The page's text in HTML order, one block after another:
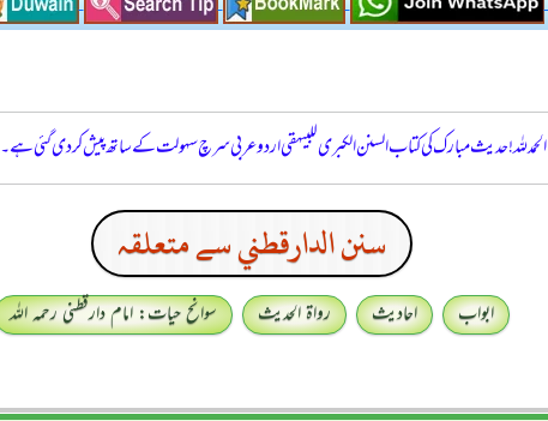
الحمدللہ! حدیث مبارک کی کتاب السنن الكبرى للبيهقي اردو عربی سرچ سہولت کے ساتھ پیش کر دی گئی ہے۔
سنن الدارقطني سے متعلقہ
ابواب احادیث رواۃ الحدیث
سوانح حیات: امام دارقطنی رحمہ اللہ